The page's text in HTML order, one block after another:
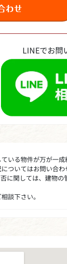
LINEでお問
いる物件が万が一
ついてはお問い合わ
に関しては、建物
談下さい。